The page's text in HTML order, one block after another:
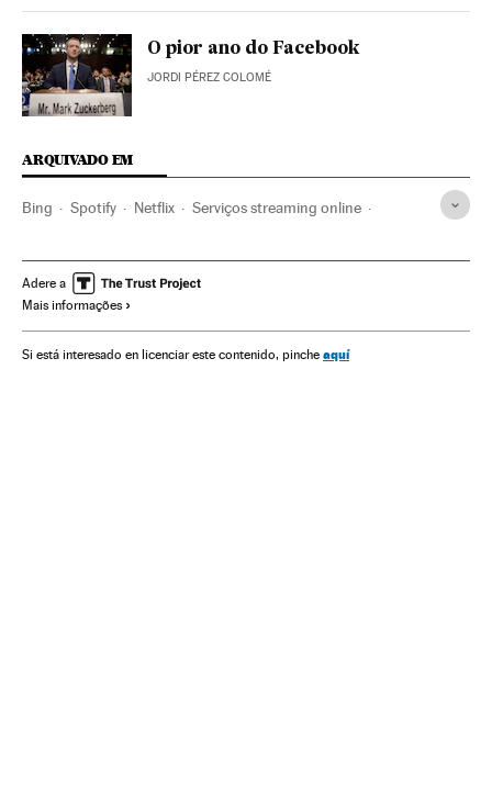
O pior ano do Facebook
JORDI PÉREZ COLOMÉ
ARQUIVADO EM
Bing Spotify Netflix Serviços streaming online
Motores pesquisa Plataformas digitales
Comércio eletrônico
Música Segurança internet Internet Empresas
Adere a
Mais informações
Si está interesado en licenciar este contenido, pinche aquí